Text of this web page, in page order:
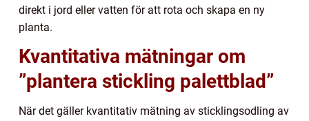
direkt i jord eller vatten för att rota och skapa en ny
planta.
Kvantitativa mätningar om
”plantera stickling palettblad”
När det gäller kvantitativ mätning av sticklingsodling av